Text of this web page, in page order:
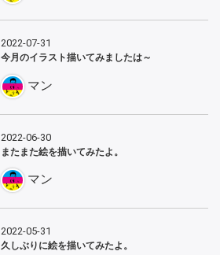
2022-07-31
今月のイラスト描いてみましたは～
マン
2022-06-30
またまた絵を描いてみたよ。
マン
2022-05-31
久しぶりに絵を描いてみたよ。